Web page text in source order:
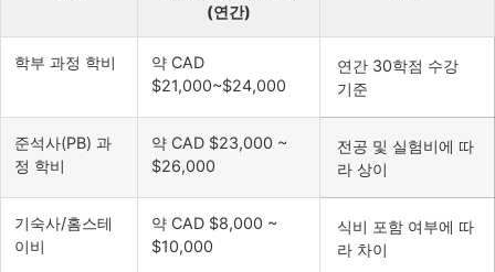
(연간)
학부 과정 학비
약 CAD
$21,000~$24,000
연간 30학점 수강
기준
준석사(PB) 과
정 학비
약 CAD $23,000 ~
$26,000
전공 및 실험비에 따
라 상이
기숙사/홈스테
이비
약 CAD $8,000 ~
$10,000
식비 포함 여부에 따
라 차이